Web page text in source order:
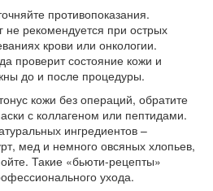
противопоказания.
рекомендуется при острых
крови или онкологии.
проверит состояние кожи и
до и после процедуры.
кожи без операций, обратите
с коллагеном или пептидами.
ингредиентов –
мед и немного овсяных хлопьев,
Такие «бьюти‑рецепты»
ухода.